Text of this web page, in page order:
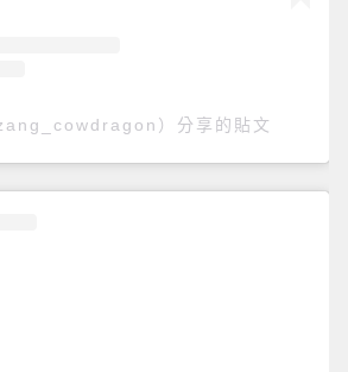
@zzang_cowdragon）分享的貼文